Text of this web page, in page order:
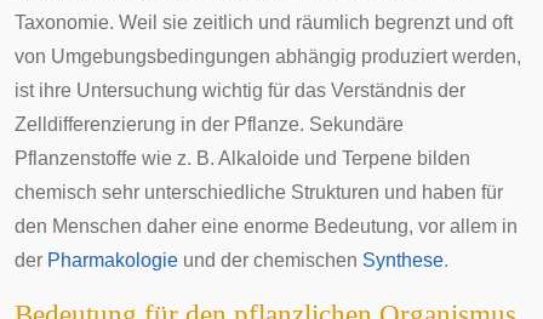
Taxonomie. Weil sie zeitlich und räumlich begrenzt und oft
von Umgebungsbedingungen abhängig produziert werden,
ist ihre Untersuchung wichtig für das Verständnis der
Zelldifferenzierung in der Pflanze. Sekundäre
Pflanzenstoffe wie z. B. Alkaloide und Terpene bilden
chemisch sehr unterschiedliche Strukturen und haben für
den Menschen daher eine enorme Bedeutung, vor allem in
der Pharmakologie und der chemischen Synthese.